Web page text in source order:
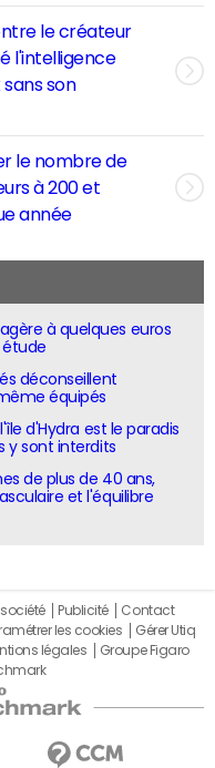
le créateur
l'intelligence
son
le nombre de
à 200 et
année
à quelques euros
étude
déconseillent
équipés
d'Hydra est le paradis
y sont interdits
de plus de 40 ans,
et l'équilibre
société Publicité
Contact
les cookies
Gérer Utiq
légales
Groupe Figaro